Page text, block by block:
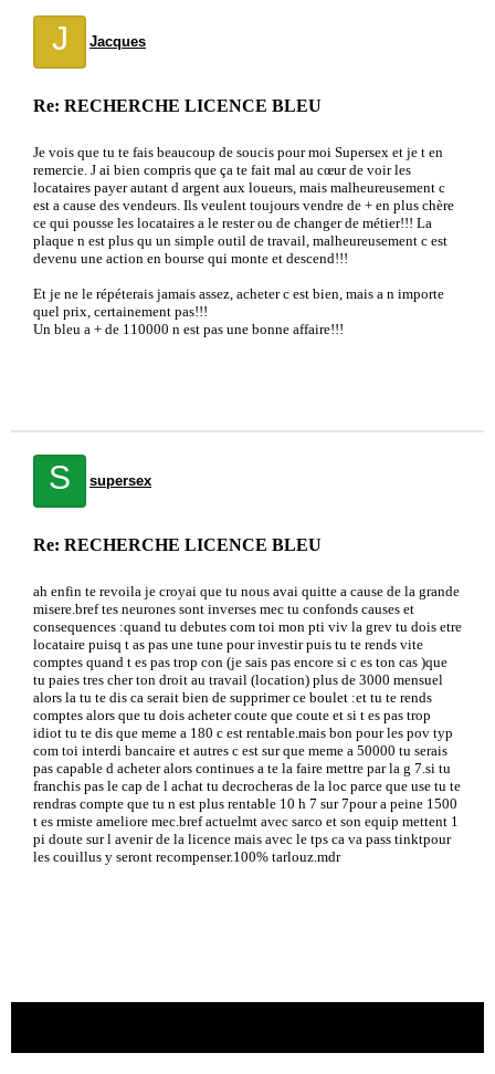
J Jacques
Re: RECHERCHE LICENCE BLEU
Je vois que tu te fais beaucoup de soucis pour moi Supersex et je t en
remercie. J ai bien compris que ça te fait mal au cœur de voir les
locataires payer autant d argent aux loueurs, mais malheureusement c
est a cause des vendeurs. Ils veulent toujours vendre de + en plus chère
ce qui pousse les locataires a le rester ou de changer de métier!!! La
plaque n est plus qu un simple outil de travail, malheureusement c est
devenu une action en bourse qui monte et descend!!!
Et je ne le répéterais jamais assez, acheter c est bien, mais a n importe
quel prix, certainement pas!!!
Un bleu a + de 110000 n est pas une bonne affaire!!!
S supersex
Re: RECHERCHE LICENCE BLEU
ah enfin te revoila je croyai que tu nous avai quitte a cause de la grande
misere.bref tes neurones sont inverses mec tu confonds causes et
consequences :quand tu debutes com toi mon pti viv la grev tu dois etre
locataire puisq t as pas une tune pour investir puis tu te rends vite
comptes quand t es pas trop con (je sais pas encore si c es ton cas )que
tu paies tres cher ton droit au travail (location) plus de 3000 mensuel
alors la tu te dis ca serait bien de supprimer ce boulet :et tu te rends
comptes alors que tu dois acheter coute que coute et si t es pas trop
idiot tu te dis que meme a 180 c est rentable.mais bon pour les pov typ
com toi interdi bancaire et autres c est sur que meme a 50000 tu serais
pas capable d acheter alors continues a te la faire mettre par la g 7.si tu
franchis pas le cap de l achat tu decrocheras de la loc parce que use tu te
rendras compte que tu n est plus rentable 10 h 7 sur 7pour a peine 1500
t es rmiste ameliore mec.bref actuelmt avec sarco et son equip mettent 1
pi doute sur l avenir de la licence mais avec le tps ca va pass tinktpour
les couillus y seront recompenser.100% tarlouz.mdr